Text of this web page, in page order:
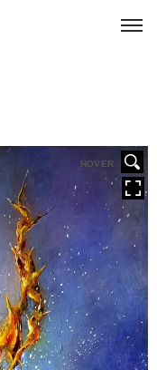
HOVER